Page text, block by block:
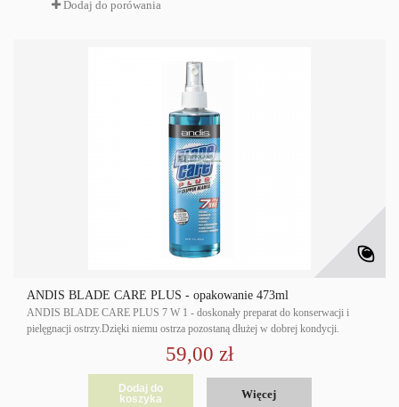
Dodaj do porówania
ANDIS BLADE CARE PLUS - opakowanie 473ml
ANDIS BLADE CARE PLUS 7 W 1 - doskonały preparat do konserwacji i
pielęgnacji ostrzy.Dzięki niemu ostrza pozostaną dłużej w dobrej kondycji.
59,00 zł
Dodaj do
koszyka
Więcej